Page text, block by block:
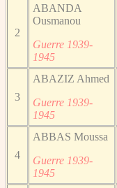
2
ABANDA
Ousmanou
Guerre 1939-
1945
3
ABAZIZ Ahmed
Guerre 1939-
1945
4
ABBAS Moussa
Guerre 1939-
1945